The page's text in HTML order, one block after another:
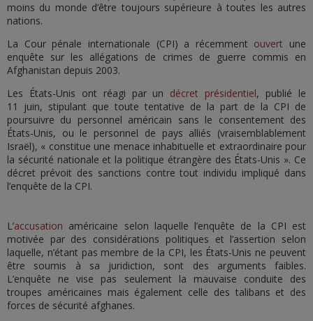
moins du monde d’être toujours supérieure à toutes les autres
nations.
La Cour pénale internationale (CPI) a récemment ouvert une
enquête sur les allégations de crimes de guerre commis en
Afghanistan depuis 2003.
Les États-Unis ont réagi par un décret présidentiel, publié le
11 juin, stipulant que toute tentative de la part de la CPI de
poursuivre du personnel américain sans le consentement des
États-Unis, ou le personnel de pays alliés (vraisemblablement
Israël), « constitue une menace inhabituelle et extraordinaire pour
la sécurité nationale et la politique étrangère des États-Unis ». Ce
décret prévoit des sanctions contre tout individu impliqué dans
l’enquête de la CPI.
L’accusation américaine selon laquelle l’enquête de la CPI est
motivée par des considérations politiques et l’assertion selon
laquelle, n’étant pas membre de la CPI, les États-Unis ne peuvent
être soumis à sa juridiction, sont des arguments faibles.
L’enquête ne vise pas seulement la mauvaise conduite des
troupes américaines mais également celle des talibans et des
forces de sécurité afghanes.